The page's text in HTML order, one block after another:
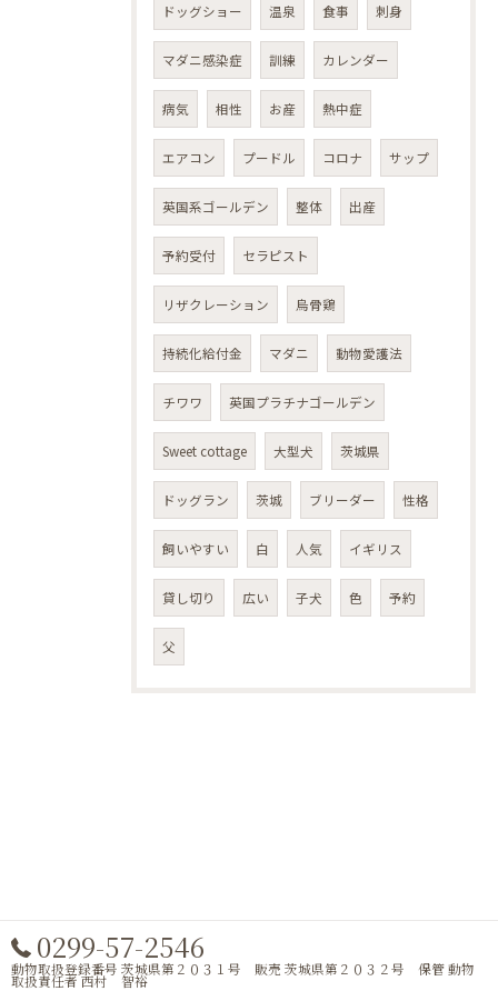
ドッグショー 温泉 食事 刺身
マダニ感染症 訓練 カレンダー
病気 相性 お産 熱中症
エアコン プードル コロナ サップ
英国系ゴールデン 整体 出産
予約受付 セラピスト
リザクレーション 烏骨鶏
持続化給付金 マダニ 動物愛護法
チワワ 英国プラチナゴールデン
Sweet cottage 大型犬 茨城県
ドッグラン 茨城 ブリーダー 性格
飼いやすい 白 人気 イギリス
貸し切り 広い 子犬 色 予約
父
0299-57-2546
動物取扱登録番号 茨城県第２０３１号 販売 茨城県第２０３２号 保管 動物
取扱責任者 西村 智裕